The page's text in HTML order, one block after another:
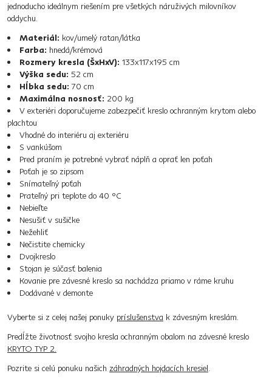
jednoducho ideálnym riešením pre všetkých náruživých milovníkov
oddychu.
Materiál: kov/umelý ratan/látka
Farba: hnedá/krémová
Rozmery kresla (ŠxHxV): 133x117x195 cm
Výška sedu: 52 cm
Hĺbka sedu: 70 cm
Maximálna nosnosť: 200 kg
V exteriéri doporučujeme zabezpečiť kreslo ochranným krytom alebo
plachtou
Vhodné do interiéru aj exteriéru
S vankúšom
Pred praním je potrebné vybrať náplň a oprať len poťah
Poťah je so zipsom
Snímateľný poťah
Prateľný pri teplote do 40 °C
Nebieľte
Nesušiť v sušičke
Nežehliť
Nečistite chemicky
Dvojkreslo
Stojan je súčasť balenia
Kovanie pre závesné kreslo sa nachádza priamo v ráme kruhu
Dodávané v demonte
Vyberte si z celej našej ponuky príslušenstva k závesným kreslám.
Predĺžte životnosť svojho kresla ochranným obalom na závesné kreslo
KRYTO TYP 2.
Pozrite si celú ponuku našich záhradných hojdacích kresiel.